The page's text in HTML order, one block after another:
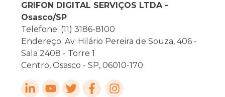
GRIFON DIGITAL SERVIÇOS LTDA -
Osasco/SP
Telefone: (11) 3186-8100
Endereço: Av. Hilário Pereira de Souza, 406 -
Sala 2408 - Torre 1
Centro, Osasco - SP, 06010-170